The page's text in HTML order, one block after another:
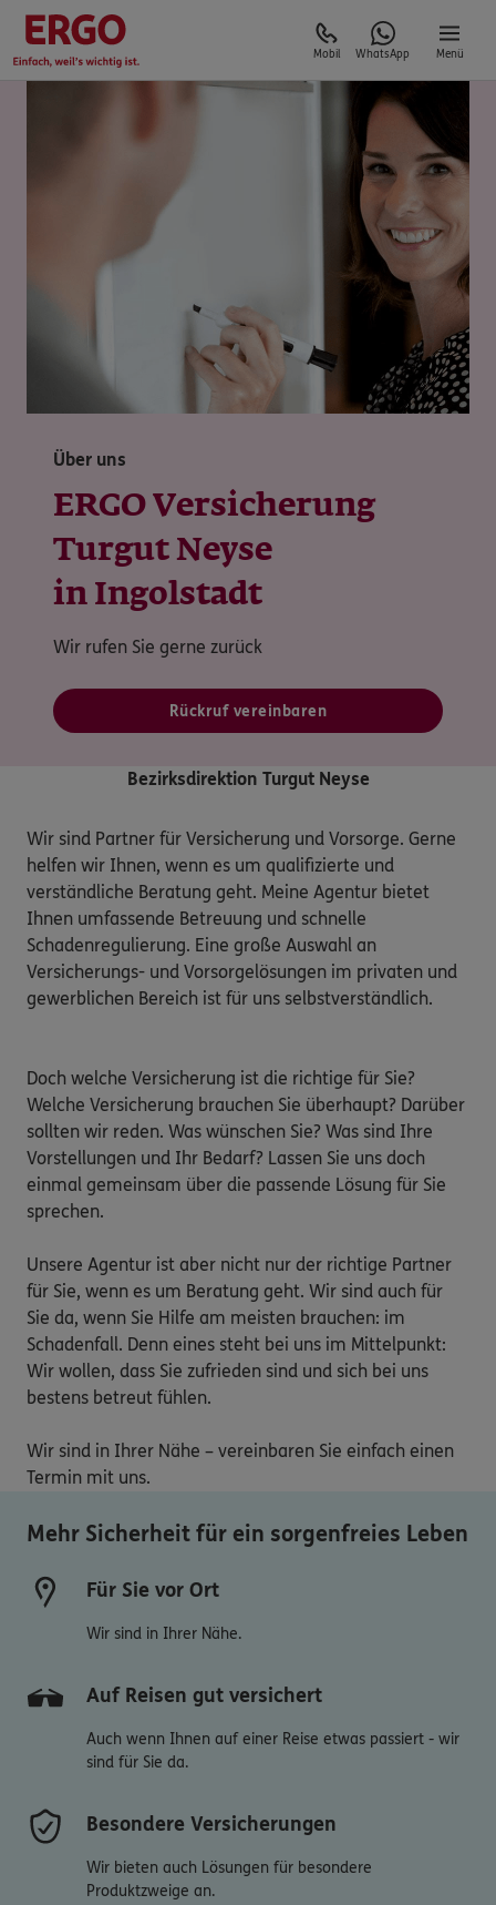
Mobil WhatsApp Menü
Über uns
ERGO Versicherung
Turgut Neyse
in Ingolstadt
Wir rufen Sie gerne zurück
Rückruf vereinbaren
Bezirksdirektion Turgut Neyse
Wir sind Partner für Versicherung und Vorsorge. Gerne
helfen wir Ihnen, wenn es um qualifizierte und
verständliche Beratung geht. Meine Agentur bietet
Ihnen umfassende Betreuung und schnelle
Schadenregulierung. Eine große Auswahl an
Versicherungs- und Vorsorgelösungen im privaten und
gewerblichen Bereich ist für uns selbstverständlich.
Doch welche Versicherung ist die richtige für Sie?
Welche Versicherung brauchen Sie überhaupt? Darüber
sollten wir reden. Was wünschen Sie? Was sind Ihre
Vorstellungen und Ihr Bedarf? Lassen Sie uns doch
einmal gemeinsam über die passende Lösung für Sie
sprechen.
Unsere Agentur ist aber nicht nur der richtige Partner
für Sie, wenn es um Beratung geht. Wir sind auch für
Sie da, wenn Sie Hilfe am meisten brauchen: im
Schadenfall. Denn eines steht bei uns im Mittelpunkt:
Wir wollen, dass Sie zufrieden sind und sich bei uns
bestens betreut fühlen.
Wir sind in Ihrer Nähe – vereinbaren Sie einfach einen
Termin mit uns.
Mehr Sicherheit für ein sorgenfreies Leben
Für Sie vor Ort
Wir sind in Ihrer Nähe.
Auf Reisen gut versichert
Auch wenn Ihnen auf einer Reise etwas passiert - wir
sind für Sie da.
Besondere Versicherungen
Wir bieten auch Lösungen für besondere
Produktzweige an.